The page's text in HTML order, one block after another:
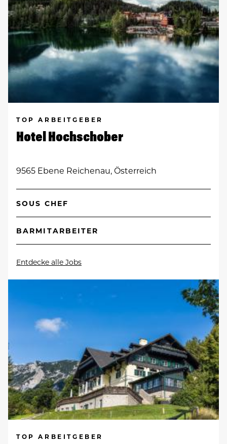
TOP ARBEITGEBER
Hotel Hochschober
9565 Ebene Reichenau, Österreich
SOUS CHEF
BARMITARBEITER
Entdecke alle Jobs
TOP ARBEITGEBER